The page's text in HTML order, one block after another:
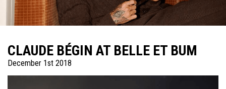
CLAUDE BÉGIN AT BELLE ET BUM
December 1st 2018